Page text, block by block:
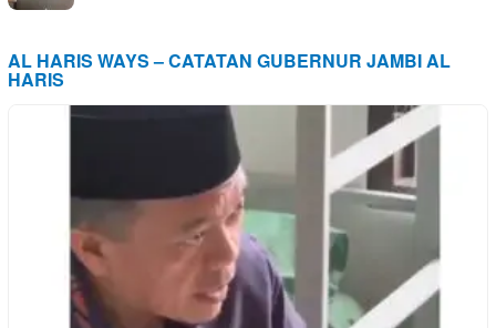
AL HARIS WAYS – CATATAN GUBERNUR JAMBI AL
HARIS